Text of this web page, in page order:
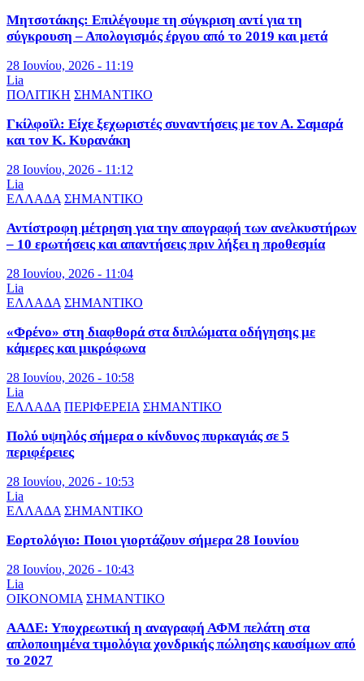
Μητσοτάκης: Επιλέγουμε τη σύγκριση αντί για τη
σύγκρουση – Απολογισμός έργου από το 2019 και μετά
28 Ιουνίου, 2026 - 11:19
Lia
ΠΟΛΙΤΙΚΗ ΣΗΜΑΝΤΙΚΟ
Γκίλφοϊλ: Είχε ξεχωριστές συναντήσεις με τον Α. Σαμαρά
και τον Κ. Κυρανάκη
28 Ιουνίου, 2026 - 11:12
Lia
ΕΛΛΑΔΑ ΣΗΜΑΝΤΙΚΟ
Αντίστροφη μέτρηση για την απογραφή των ανελκυστήρων
– 10 ερωτήσεις και απαντήσεις πριν λήξει η προθεσμία
28 Ιουνίου, 2026 - 11:04
Lia
ΕΛΛΑΔΑ ΣΗΜΑΝΤΙΚΟ
«Φρένο» στη διαφθορά στα διπλώματα οδήγησης με
κάμερες και μικρόφωνα
28 Ιουνίου, 2026 - 10:58
Lia
ΕΛΛΑΔΑ ΠΕΡΙΦΕΡΕΙΑ ΣΗΜΑΝΤΙΚΟ
Πολύ υψηλός σήμερα ο κίνδυνος πυρκαγιάς σε 5
περιφέρειες
28 Ιουνίου, 2026 - 10:53
Lia
ΕΛΛΑΔΑ ΣΗΜΑΝΤΙΚΟ
Εορτολόγιο: Ποιοι γιορτάζουν σήμερα 28 Ιουνίου
28 Ιουνίου, 2026 - 10:43
Lia
ΟΙΚΟΝΟΜΙΑ ΣΗΜΑΝΤΙΚΟ
ΑΑΔΕ: Υποχρεωτική η αναγραφή ΑΦΜ πελάτη στα
απλοποιημένα τιμολόγια χονδρικής πώλησης καυσίμων από
το 2027